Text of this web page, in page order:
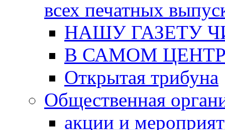
всех печатных
НАШУ ГАЗЕТУ
В САМОМ
Открытая трибуна
Общественная
акции и